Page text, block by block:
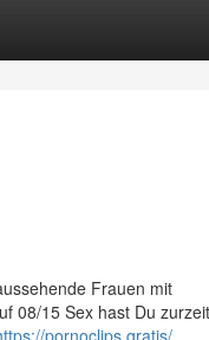
Frauen mit
08/15 Sex hast Du zurzeit
pornoclips.gratis/